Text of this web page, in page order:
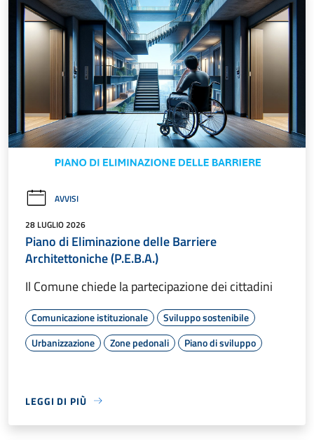
AVVISI
28 LUGLIO 2026
Piano di Eliminazione delle Barriere
Architettoniche (P.E.B.A.)
Il Comune chiede la partecipazione dei cittadini
Comunicazione istituzionale
Sviluppo sostenibile
Urbanizzazione
Zone pedonali Piano di sviluppo
LEGGI DI PIÙ